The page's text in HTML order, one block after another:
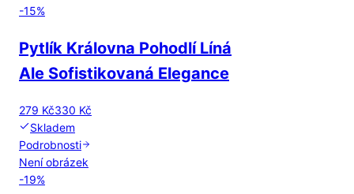
-15%
Pytlík Královna Pohodlí Líná
Ale Sofistikovaná Elegance
279 Kč330 Kč
Skladem
Podrobnosti
Není obrázek
-19%